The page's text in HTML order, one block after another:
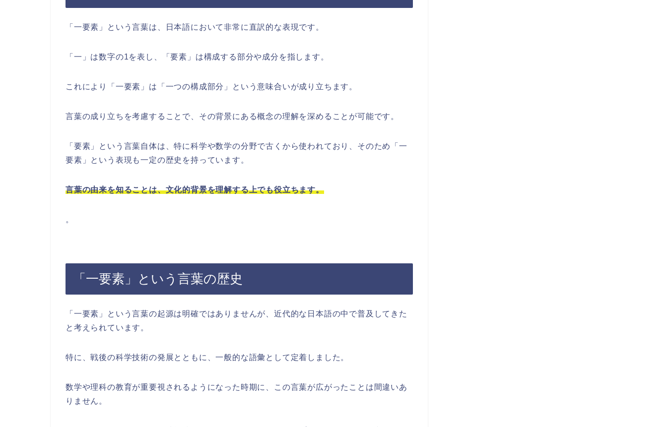
「一要素」という言葉は、日本語において非常に直訳的な表現です。
「一」は数字の1を表し、「要素」は構成する部分や成分を指します。
これにより「一要素」は「一つの構成部分」という意味合いが成り立ちます。
言葉の成り立ちを考慮することで、その背景にある概念の理解を深めることが可能です。
「要素」という言葉自体は、特に科学や数学の分野で古くから使われており、そのため「一
要素」という表現も一定の歴史を持っています。
言葉の由来を知ることは、文化的背景を理解する上でも役立ちます。
。
「一要素」という言葉の歴史
「一要素」という言葉の起源は明確ではありませんが、近代的な日本語の中で普及してきた
と考えられています。
特に、戦後の科学技術の発展とともに、一般的な語彙として定着しました。
数学や理科の教育が重要視されるようになった時期に、この言葉が広がったことは間違いあ
りません。